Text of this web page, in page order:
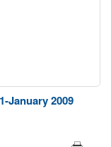
January 2009